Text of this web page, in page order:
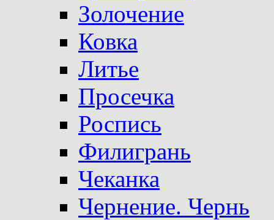
Золочение
Ковка
Литье
Просечка
Роспись
Филигрань
Чеканка
Чернение. Чернь